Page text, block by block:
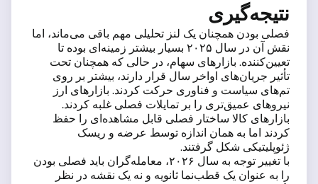
نتیجه‌گیری
فصلی بودن همچنان یک لنز تحلیلی مهم باقی می‌ماند، اما
نقش آن در سال ۲۰۲۵ بسیار بیشتر زمینه‌ای بوده تا
تعیین‌کننده. بازارهای سهام، در حالی که همچنان تحت
تأثیر جریان‌های اواخر سال قرار دارند، بیشتر بر روی
تم‌های سیاست و فناوری حرکت کردند. بازارهای ارز
نیروهای عمیق‌تری را بر تمایلات فصلی غلبه کردند.
بازارهای کالا ساختار فصلی قابل مشاهده‌ای را حفظ
کردند اما به همان اندازه توسط عرضه و ریسک
ژئوپلیتیکی شکل گرفتند.
با تغییر توجه به سال ۲۰۲۶، معامله‌گران باید فصلی بودن
را به عنوان یک قطب‌نما ثانویه و نه یک نقشه در نظر